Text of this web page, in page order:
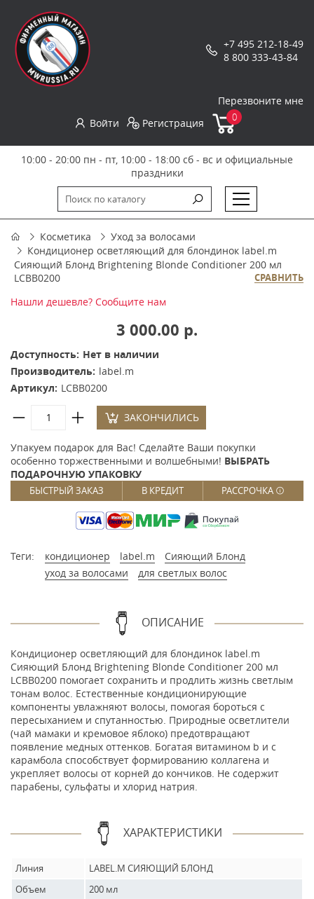
+7 495 212-18-49
8 800 333-43-84
Перезвоните мне
Войти
Регистрация 0
10:00 - 20:00 пн - пт, 10:00 - 18:00 сб - вс и официальные
праздники
Косметика
Уход за волосами
Кондиционер осветляющий для блондинок label.m
Сияющий Блонд Brightening Blonde Conditioner 200 мл
LCBB0200
СРАВНИТЬ
Нашли дешевле? Сообщите нам
3 000.00 р.
Доступность: Нет в наличии
Производитель: label.m
Артикул: LCBB0200
ЗАКОНЧИЛИСЬ
Упакуем подарок для Вас! Сделайте Ваши покупки
особенно торжественными и волшебными! ВЫБРАТЬ
ПОДАРОЧНУЮ УПАКОВКУ
БЫСТРЫЙ ЗАКАЗ В КРЕДИТ РАССРОЧКА
Теги: кондиционер label.m
Сияющий Блонд
уход за волосами
для светлых волос
ОПИСАНИЕ
Кондиционер осветляющий для блондинок label.m
Сияющий Блонд Brightening Blonde Conditioner 200 мл
LCBB0200 помогает сохранить и продлить жизнь светлым
тонам волос. Естественные кондиционирующие
компоненты увлажняют волосы, помогая бороться с
пересыханием и спутанностью. Природные осветлители
(чай мамаки и кремовое яблоко) предотвращают
появление медных оттенков. Богатая витамином b и c
карамбола способствует формированию коллагена и
укрепляет волосы от корней до кончиков. Не содержит
парабены, сульфаты и хлорид натрия.
ХАРАКТЕРИСТИКИ
Линия
LABEL.M СИЯЮЩИЙ БЛОНД
Объем
200 мл